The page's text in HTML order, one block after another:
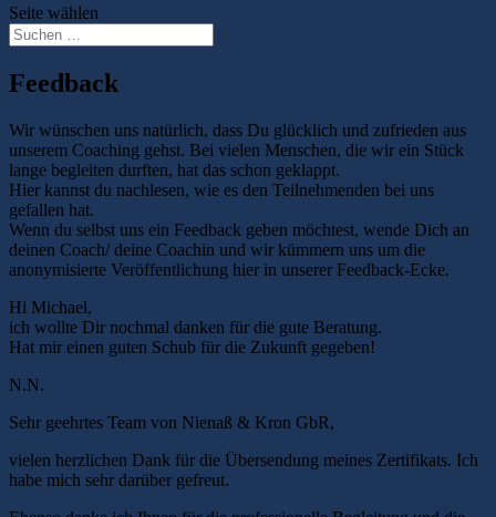
Seite wählen
Feedback
Wir wünschen uns natürlich, dass Du glücklich und zufrieden aus
unserem Coaching gehst. Bei vielen Menschen, die wir ein Stück
lange begleiten durften, hat das schon geklappt.
Hier kannst du nachlesen, wie es den Teilnehmenden bei uns
gefallen hat.
Wenn du selbst uns ein Feedback geben möchtest, wende Dich an
deinen Coach/ deine Coachin und wir kümmern uns um die
anonymisierte Veröffentlichung hier in unserer Feedback-Ecke.
Hi Michael,
ich wollte Dir nochmal danken für die gute Beratung.
Hat mir einen guten Schub für die Zukunft gegeben!
N.N.
Sehr geehrtes Team von Nienaß & Kron GbR,
vielen herzlichen Dank für die Übersendung meines Zertifikats. Ich
habe mich sehr darüber gefreut.